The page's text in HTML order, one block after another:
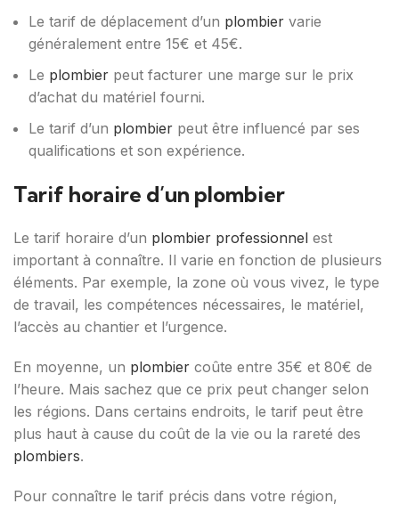
Le tarif de déplacement d’un plombier varie
généralement entre 15€ et 45€.
Le plombier peut facturer une marge sur le prix
d’achat du matériel fourni.
Le tarif d’un plombier peut être influencé par ses
qualifications et son expérience.
Tarif horaire d’un plombier
Le tarif horaire d’un plombier professionnel est
important à connaître. Il varie en fonction de plusieurs
éléments. Par exemple, la zone où vous vivez, le type
de travail, les compétences nécessaires, le matériel,
l’accès au chantier et l’urgence.
En moyenne, un plombier coûte entre 35€ et 80€ de
l’heure. Mais sachez que ce prix peut changer selon
les régions. Dans certains endroits, le tarif peut être
plus haut à cause du coût de la vie ou la rareté des
plombiers.
Pour connaître le tarif précis dans votre région,